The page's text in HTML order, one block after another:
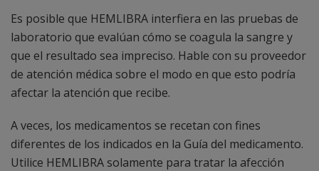
Es posible que HEMLIBRA interfiera en las pruebas de
laboratorio que evalúan cómo se coagula la sangre y
que el resultado sea impreciso. Hable con su proveedor
de atención médica sobre el modo en que esto podría
afectar la atención que recibe.
A veces, los medicamentos se recetan con fines
diferentes de los indicados en la Guía del medicamento.
Utilice HEMLIBRA solamente para tratar la afección